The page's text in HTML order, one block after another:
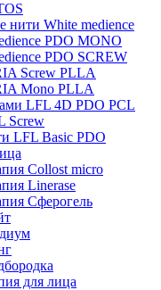
нити White medience
PDO MONO
PDO SCREW
Screw PLLA
Mono PLLA
LFL 4D PDO PCL
Screw
LFL Basic PDO
Collost micro
Linerase
Сферогель
для лица